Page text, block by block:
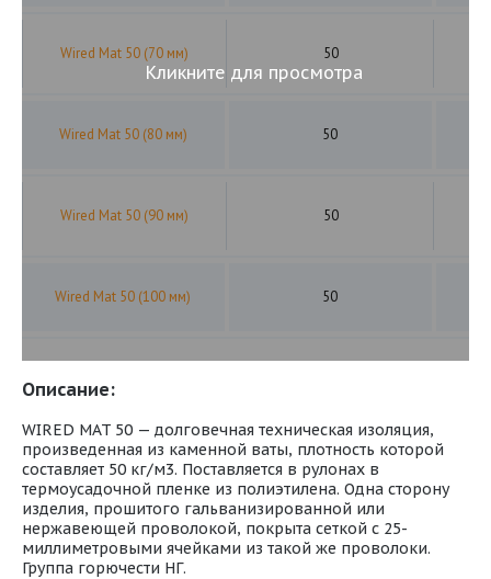
Wired Mat 50 (70 мм) 50
Wired Mat 50 (80 мм) 50
Wired Mat 50 (90 мм) 50
Wired Mat 50 (100 мм) 50
Кликните для просмотра
Описание:
WIRED MAT 50 — долговечная техническая изоляция,
произведенная из каменной ваты, плотность которой
составляет 50 кг/м3. Поставляется в рулонах в
термоусадочной пленке из полиэтилена. Одна сторону
изделия, прошитого гальванизированной или
нержавеющей проволокой, покрыта сеткой с 25-
миллиметровыми ячейками из такой же проволоки.
Группа горючести НГ.